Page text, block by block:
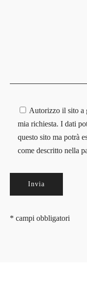
Autorizzo il sito a
mia richiesta. I dati
questo sito ma potrà
come descritto nella
* campi obbligatori